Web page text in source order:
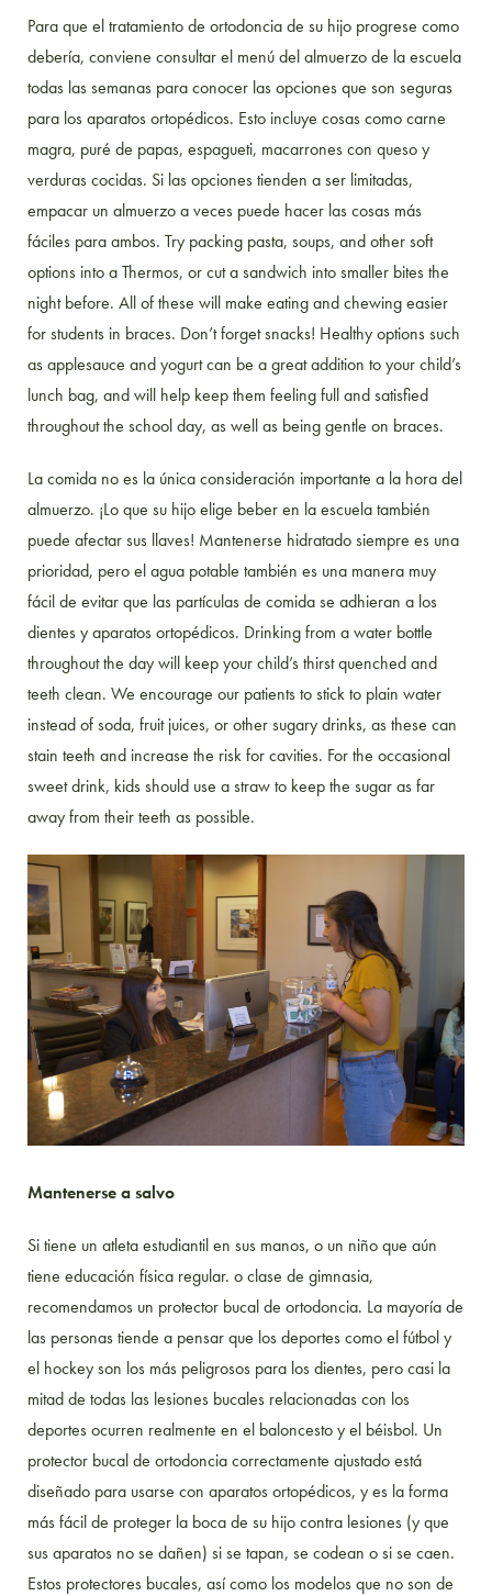
Para que el tratamiento de ortodoncia de su hijo progrese como
debería, conviene consultar el menú del almuerzo de la escuela
todas las semanas para conocer las opciones que son seguras
para los aparatos ortopédicos. Esto incluye cosas como carne
magra, puré de papas, espagueti, macarrones con queso y
verduras cocidas. Si las opciones tienden a ser limitadas,
empacar un almuerzo a veces puede hacer las cosas más
fáciles para ambos. Try packing pasta, soups, and other soft
options into a Thermos, or cut a sandwich into smaller bites the
night before. All of these will make eating and chewing easier
for students in braces. Don’t forget snacks! Healthy options such
as applesauce and yogurt can be a great addition to your child’s
lunch bag, and will help keep them feeling full and satisfied
throughout the school day, as well as being gentle on braces.
La comida no es la única consideración importante a la hora del
almuerzo. ¡Lo que su hijo elige beber en la escuela también
puede afectar sus llaves! Mantenerse hidratado siempre es una
prioridad, pero el agua potable también es una manera muy
fácil de evitar que las partículas de comida se adhieran a los
dientes y aparatos ortopédicos. Drinking from a water bottle
throughout the day will keep your child’s thirst quenched and
teeth clean. We encourage our patients to stick to plain water
instead of soda, fruit juices, or other sugary drinks, as these can
stain teeth and increase the risk for cavities. For the occasional
sweet drink, kids should use a straw to keep the sugar as far
away from their teeth as possible.
Mantenerse a salvo
Si tiene un atleta estudiantil en sus manos, o un niño que aún
tiene educación física regular. o clase de gimnasia,
recomendamos un protector bucal de ortodoncia. La mayoría de
las personas tiende a pensar que los deportes como el fútbol y
el hockey son los más peligrosos para los dientes, pero casi la
mitad de todas las lesiones bucales relacionadas con los
deportes ocurren realmente en el baloncesto y el béisbol. Un
protector bucal de ortodoncia correctamente ajustado está
diseñado para usarse con aparatos ortopédicos, y es la forma
más fácil de proteger la boca de su hijo contra lesiones (y que
sus aparatos no se dañen) si se tapan, se codean o si se caen.
Estos protectores bucales, así como los modelos que no son de